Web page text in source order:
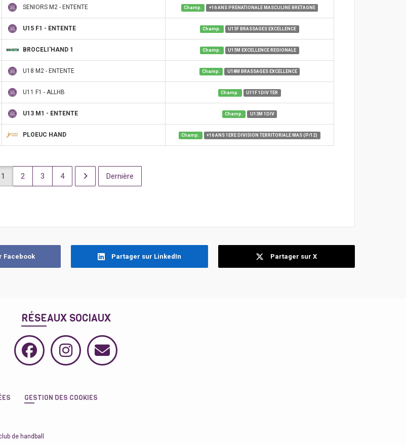
SENIORS M2 - ENTENTE Champ. +16 ANS PRENATIONALE MASCULINE BRETAGNE
U15 F1 - ENTENTE Champ. U15F BRASSAGES EXCELLENCE
BROCELI'HAND 1 Champ. U15M EXCELLENCE REGIONALE
U18 M2 - ENTENTE Champ. U18M BRASSAGES EXCELLENCE
U11 F1 - ALLHB Champ. U11F 1DIV TER
U13 M1 - ENTENTE Champ. U13M 1DIV
PLOEUC HAND Champ. +16 ANS 1ERE DIVISION TERRITORIALE MAS (P/12)
1 2 3 4 Dernière
Facebook Partager sur LinkedIn Partager sur X
RÉSEAUX SOCIAUX
GESTION DES COOKIES
de handball